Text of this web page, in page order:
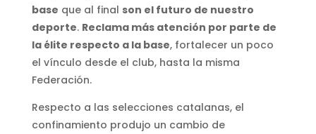
base que al final son el futuro de nuestro
deporte. Reclama más atención por parte de
la élite respecto a la base, fortalecer un poco
el vínculo desde el club, hasta la misma
Federación.
Respecto a las selecciones catalanas, el
confinamiento produjo un cambio de